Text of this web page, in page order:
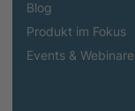
Blog
Produkt im Fokus
Events & Webinare